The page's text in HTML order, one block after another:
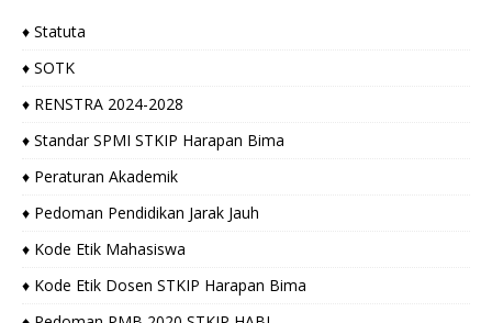
♦ Statuta
♦ SOTK
♦ RENSTRA 2024-2028
♦ Standar SPMI STKIP Harapan Bima
♦ Peraturan Akademik
♦ Pedoman Pendidikan Jarak Jauh
♦ Kode Etik Mahasiswa
♦ Kode Etik Dosen STKIP Harapan Bima